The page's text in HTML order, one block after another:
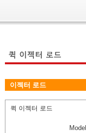
이젝터 로드
퀵 이젝터 로드
Model